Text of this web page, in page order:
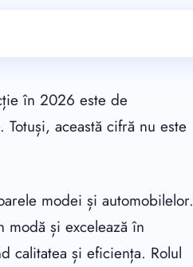
în 2026 este de
această cifră nu este
modei și automobilelor.
modă și excelează în
calitatea și eficiența. Rolul